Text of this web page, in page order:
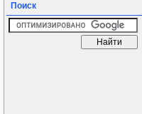
Поиск